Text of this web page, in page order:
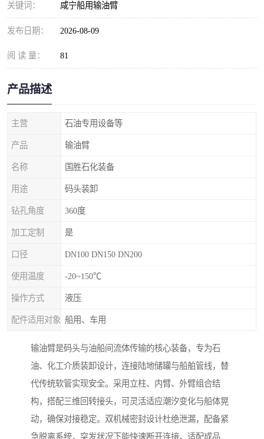
关键词： 咸宁船用输油臂
发布日期： 2026-08-09
阅 读 量： 81
产品描述
主营 石油专用设备等
产品 输油臂
名称 国胜石化装备
用途 码头装卸
钻孔角度 360度
加工定制 是
口径 DN100 DN150 DN200
使用温度 -20~150℃
操作方式 液压
配件适用对象 船用、车用
输油臂是码头与油船间流体传输的核心装备，专为石
油、化工介质装卸设计，连接陆地储罐与船舶管线，替
代传统软管实现安全。采用立柱、内臂、外臂组合结
构，搭配三维回转接头，可灵活适应潮汐变化与船体晃
动，确保对接稳定。双机械密封设计杜绝泄漏，配备紧
急脱离系统，突发状况下能快速断开连接。适配成品